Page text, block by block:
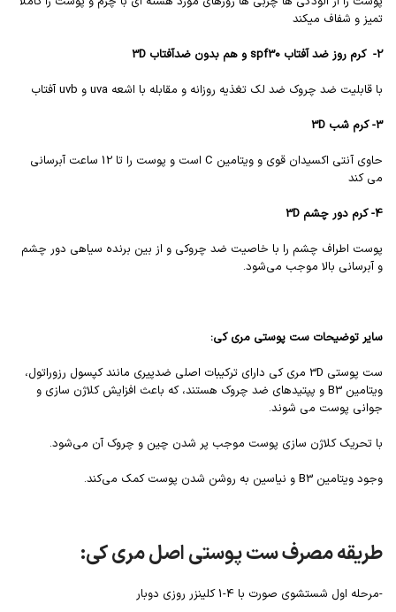
تمیز و شفاف میکند
2- کرم روز ضد آفتاب spf30 و هم بدون ضدآفتاب 3D
با قابلیت ضد چروک ضد لک تغذیه روزانه و مقابله با اشعه uva و uvb آفتاب
3- کرم شب 3D
حاوی آنتی اکسیدان قوی و ویتامین C است و پوست را تا 12 ساعت آبرسانی
می کند
4- کرم دور چشم 3D
پوست اطراف چشم را با خاصیت ضد چروکی و از بین برنده سیاهی دور چشم
و آبرسانی بالا موجب می‌شود.
سایر توضیحات ست پوستی مری کی:
ست پوستی 3D مری کی دارای ترکیبات اصلی ضدپیری مانند کپسول رزوراتول،
ویتامین B3 و پپتیدهای ضد چروک هستند، که باعث افزایش کلاژن سازی و
جوانی پوست می شوند.
با تحریک کلاژن سازی پوست موجب پر شدن چین و چروک آن می‌شود.
وجود ویتامین B3 و نیاسین به روشن شدن پوست کمک می‌کند.
طریقه مصرف ست پوستی اصل مری کی:
-مرحله اول شستشوی صورت با 4-1 کلینزر روزی دوبار